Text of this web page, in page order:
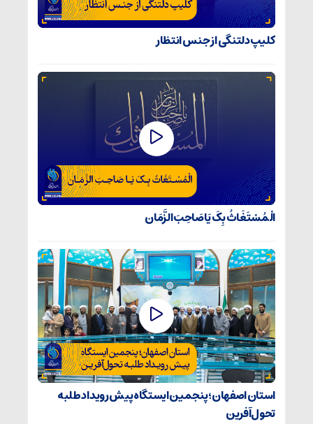
کلیپ دلتنگی از جنس انتظار
الْمُسْتَغَاثُ بِکَ یَا صَاحِبَ الزَّمَان
استان اصفهان؛ پنجمین ایستگاه پیش رویداد طلبه
تحول‌آفرین